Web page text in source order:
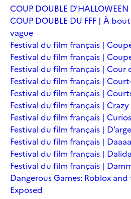
COUP DOUBLE
COUP DOUBLE DU FFF | À
vague
Festival du film français |
Festival du film français |
Festival du film français | Cour
Festival du film français |
Festival du film français |
Festival du film français |
Festival du film français |
Festival du film français |
Festival du film français |
Festival du film français | Dalida
Festival du film français |
Dangerous Games: Roblox
Exposed